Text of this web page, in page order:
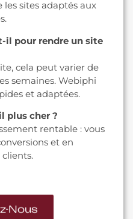
sites adaptés aux
il pour rendre un site
cela peut varier de
semaines. Webiphi
et adaptées.
plus cher ?
rentable : vous
et en
Nous